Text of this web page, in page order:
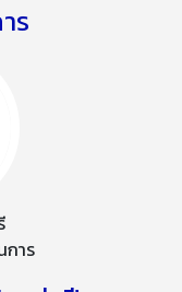
ร
การ